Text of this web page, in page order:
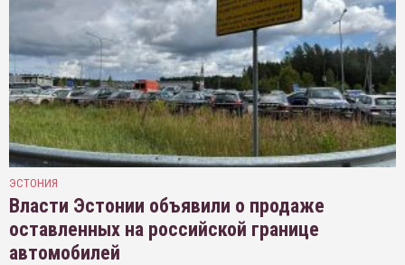
ЭСТОНИЯ
Власти Эстонии объявили о продаже
оставленных на российской границе
автомобилей